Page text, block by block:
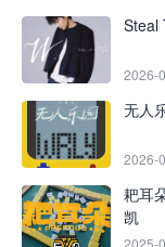
Steal
2026-
无人
2026-
耙耳
凯
2025-